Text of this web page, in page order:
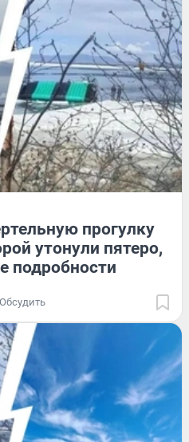
прогулку
утонули пятеро,
подробности
Обсудить